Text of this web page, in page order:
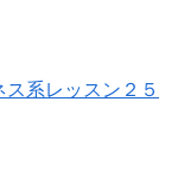
ス系レッスン２５